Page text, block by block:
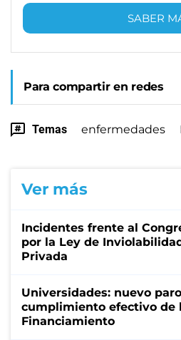
SABER
Para compartir en redes
Temas enfermedades
Ver más
Incidentes frente al
por la Ley de
Privada
Universidades: nuevo
cumplimiento efectivo de
Financiamiento